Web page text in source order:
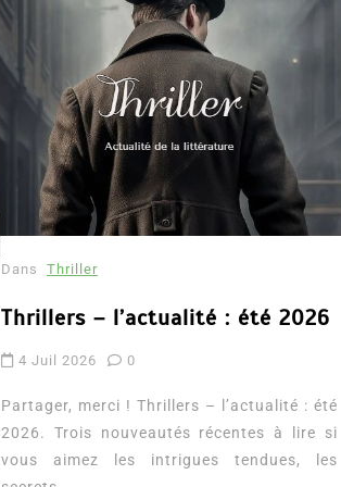
Dans Thriller
Thrillers – l’actualité : été 2026
4 Juil 2026 0
Partager, merci ! Thrillers – l’actualité : été
2026. Trois nouveautés récentes à lire si
vous aimez les intrigues tendues, les